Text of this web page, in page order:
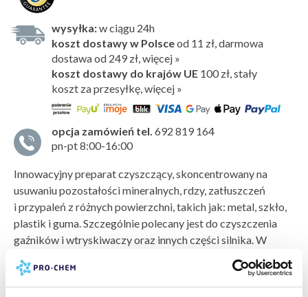
wysyłka:w ciągu 24h
koszt dostawy w Polsceod 11 zł, darmowa
dostawa od 249 zł, więcej »
koszt dostawy do krajów UE 100 zł, stały
koszt za przesyłkę, więcej »
opcja zamówień tel. 692 819 164
pn-pt 8:00-16:00
Innowacyjny preparat czyszczący, skoncentrowany na
usuwaniu pozostałości mineralnych, rdzy, zatłuszczeń
i przypaleń z różnych powierzchni, takich jak: metal, szkło,
plastik i guma. Szczególnie polecany jest do czyszczenia
gaźników i wtryskiwaczy oraz innych części silnika. W
odróżnieniu od innych środków chemicznych, nie tylko
skutecznie usuwa zanieczyszczenia, ale równieżnie
pozostawia nieestetycznych przebarwień czy